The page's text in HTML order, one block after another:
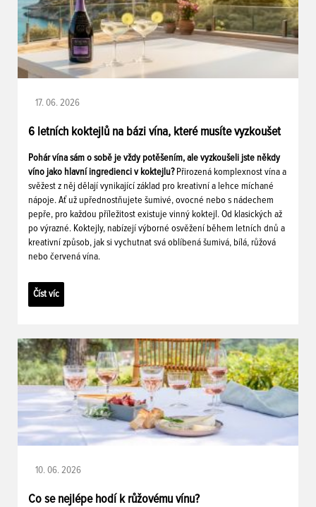
17. 06. 2026
6 letních koktejlů na bázi vína, které musíte vyzkoušet
Pohár vína sám o sobě je vždy potěšením, ale vyzkoušeli jste někdy
víno jako hlavní ingredienci v koktejlu? Přirozená komplexnost vína a
svěžest z něj dělají vynikající základ pro kreativní a lehce míchané
nápoje. Ať už upřednostňujete šumivé, ovocné nebo s nádechem
pepře, pro každou příležitost existuje vinný koktejl. Od klasických až
po výrazné. Koktejly, nabízejí výborné osvěžení během letních dnů a
kreativní způsob, jak si vychutnat svá oblíbená šumivá, bílá, růžová
nebo červená vína.
Číst víc
10. 06. 2026
Co se nejlépe hodí k růžovému vínu?